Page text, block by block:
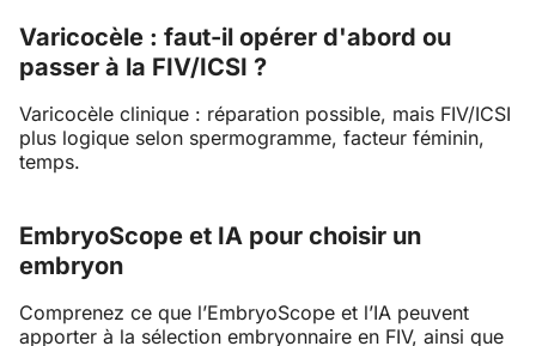
Varicocèle : faut-il opérer d'abord ou
passer à la FIV/ICSI ?
Varicocèle clinique : réparation possible, mais FIV/ICSI
plus logique selon spermogramme, facteur féminin,
temps.
EmbryoScope et IA pour choisir un
embryon
Comprenez ce que l’EmbryoScope et l’IA peuvent
apporter à la sélection embryonnaire en FIV, ainsi que